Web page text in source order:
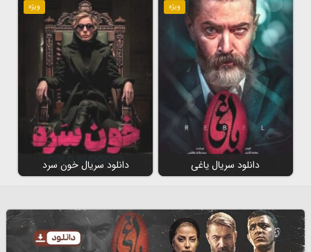
ویژه
دانلود سریال یاغی
ویژه
دانلود سریال خون سرد